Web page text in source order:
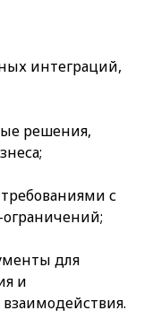
интеграций,
решения,
с
для
и